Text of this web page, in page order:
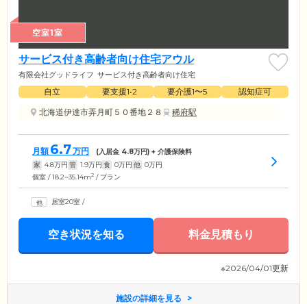
空室1室
サービス付き高齢者向け住宅アウル
有限会社グッドライフ サービス付き高齢者向け住宅
自立 要支援1•2 要介護1〜5
認知症可
北海道伊達市弄月町５０番地２８
稀府駅
月額 6.7万円 (入居金 4.8万円) + 介護保険料
家 4.8万円 管 1.9万円 食 0万円 他 0万円
個室 / 18.2~35.14m2 / プラン
居室20室 /
空き状況を知る 料金見積もり
※2026/04/01更新
施設の詳細を見る